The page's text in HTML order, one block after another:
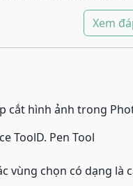
Xem
cắt hình ảnh trong
ToolD. Pen Tool
vùng chọn có dạng là